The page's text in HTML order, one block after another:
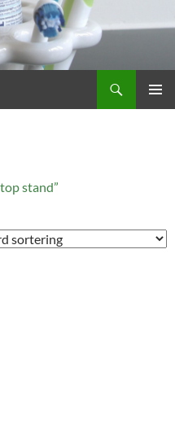
stand”